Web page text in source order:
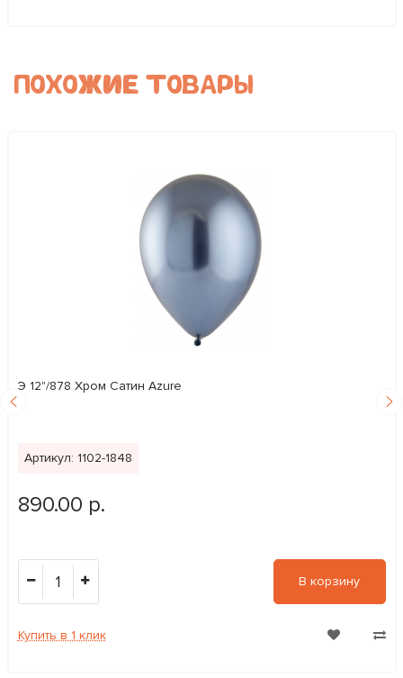
ПОХОЖИЕ ТОВАРЫ
Э 12"/878 Хром Сатин Azure
Артикул: 1102-1848
890.00 р.
1 В корзину
Купить в 1 клик